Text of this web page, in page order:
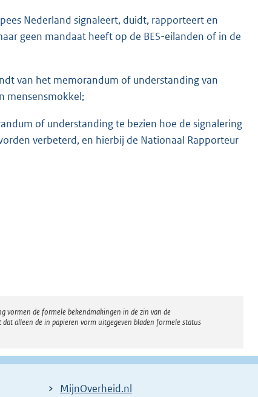
Nederland signaleert, duidt, rapporteert en
geen mandaat heeft op de BES-eilanden of in de
van het memorandum of understanding van
mensensmokkel;
of understanding te bezien hoe de signalering
verbeterd, en hierbij de Nationaal Rapporteur
vormen de formele bekendmakingen in de zin van de
alleen de in papieren vorm uitgegeven bladen formele status
MijnOverheid.nl